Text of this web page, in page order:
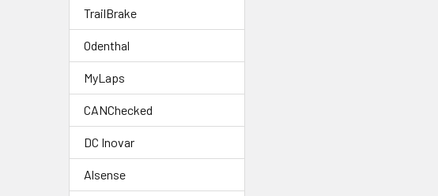
TrailBrake
Odenthal
MyLaps
CANChecked
DC Inovar
Alsense